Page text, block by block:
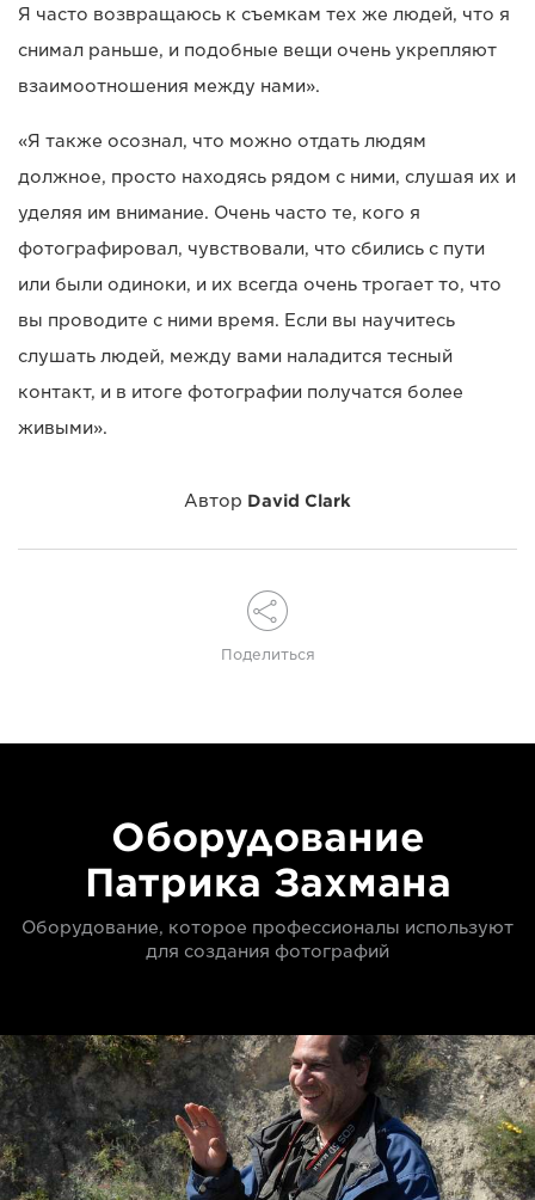
Я часто возвращаюсь к съемкам тех же людей, что я
снимал раньше, и подобные вещи очень укрепляют
взаимоотношения между нами».
«Я также осознал, что можно отдать людям
должное, просто находясь рядом с ними, слушая их и
уделяя им внимание. Очень часто те, кого я
фотографировал, чувствовали, что сбились с пути
или были одиноки, и их всегда очень трогает то, что
вы проводите с ними время. Если вы научитесь
слушать людей, между вами наладится тесный
контакт, и в итоге фотографии получатся более
живыми».
Автор David Clark
Поделиться
Оборудование
Патрика Захмана
Оборудование, которое профессионалы используют
для создания фотографий